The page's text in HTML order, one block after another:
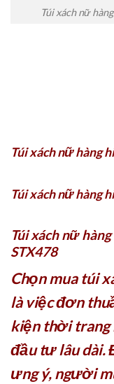
Túi xách nữ
Túi xách nữ hàng
Túi xách nữ hàng
Túi xách nữ
STX478
Chọn mua túi
là việc đơn
kiện thời trang
đầu tư lâu dài.
ưng ý, người